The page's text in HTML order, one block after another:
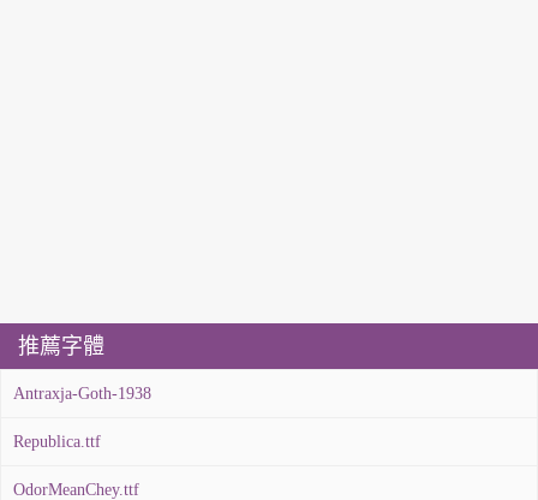
推薦字體
Antraxja-Goth-1938
Republica.ttf
OdorMeanChey.ttf